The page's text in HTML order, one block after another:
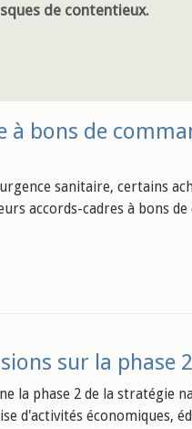
de contentieux.
à bons de
sanitaire, certains
accords-cadres à bons de
sur la phase
la phase 2 de la stratégie
d'activités économiques,